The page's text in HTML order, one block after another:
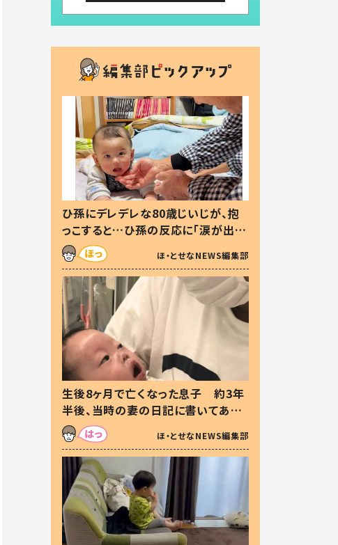
ひ孫にデレデレな80歳じいじが、抱
っこすると…ひ孫の反応に「涙が出ま
した」「可愛くて仕方ない」
ほ・とせなNEWS編集部
生後8ヶ月で亡くなった息子 約3年
半後、当時の妻の日記に書いてあっ
た本音とは
ほ・とせなNEWS編集部